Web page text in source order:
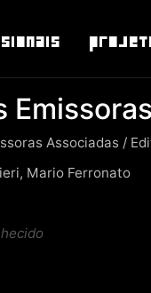
Associadas /
Mario Ferronato